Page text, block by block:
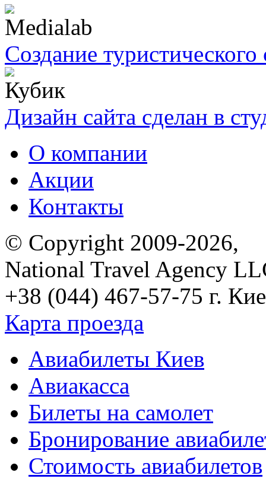
Создание туристического
Дизайн сайта сделан в
О компании
Акции
Контакты
© Copyright 2009-2026,
National Travel Agency
+38 (044) 467-57-75 г.
Карта проезда
Авиабилеты Киев
Авиакасса
Билеты на самолет
Бронирование
Стоимость авиабилетов